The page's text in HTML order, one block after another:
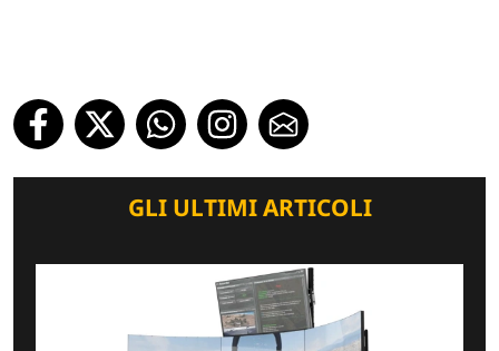
GLI ULTIMI ARTICOLI